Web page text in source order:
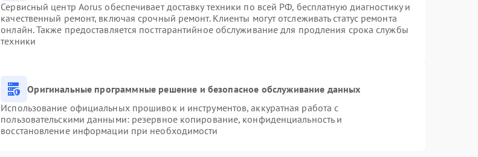
Сервисный центр Aorus обеспечивает доставку техники по всей РФ, бесплатную диагностику и
качественный ремонт, включая срочный ремонт. Клиенты могут отслеживать статус ремонта
онлайн. Также предоставляется постгарантийное обслуживание для продления срока службы
техники
Оригинальные программные решение и безопасное обслуживание данных
Использование официальных прошивок и инструментов, аккуратная работа с
пользовательскими данными: резервное копирование, конфиденциальность и
восстановление информации при необходимости